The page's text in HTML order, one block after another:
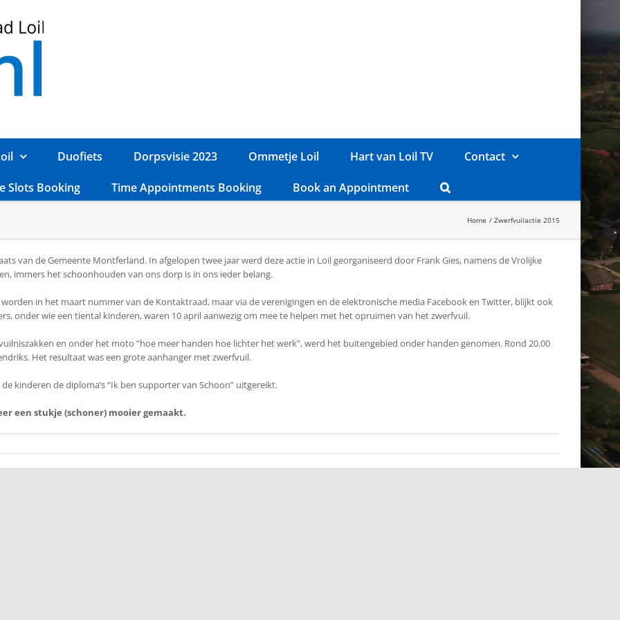
Duofiets Dorpsvisie 2023 Ommetje Loil Hart van Loil TV Contact
Slots Booking Time Appointments Booking Book an Appointment
Home Zwerfvuilactie 2015
van de Gemeente Montferland. In afgelopen twee jaar werd deze actie in Loil georganiseerd door Frank Gies, namens de Vrolijke
immers het schoonhouden van ons dorp is in ons ieder belang.
in het maart nummer van de Kontaktraad, maar via de verenigingen en de elektronische media Facebook en Twitter, blijkt ook
onder wie een tiental kinderen, waren 10 april aanwezig om mee te helpen met het opruimen van het zwerfvuil.
en onder het moto “hoe meer handen hoe lichter het werk”, werd het buitengebied onder handen genomen. Rond 20.00
Het resultaat was een grote aanhanger met zwerfvuil.
kinderen de diploma’s “Ik ben supporter van Schoon” uitgereikt.
een stukje (schoner) mooier gemaakt.